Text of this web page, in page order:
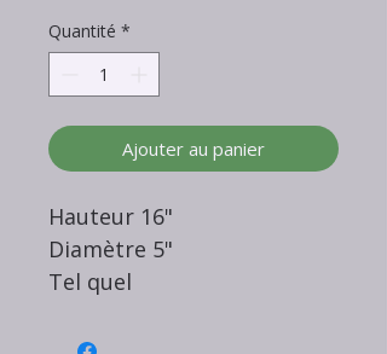
Quantité *
Ajouter au panier
Hauteur 16"
Diamètre 5"
Tel quel